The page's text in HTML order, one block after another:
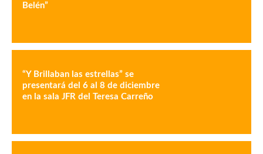
Belén”
“Y Brillaban las estrellas” se
presentará del 6 al 8 de diciembre
en la sala JFR del Teresa Carreño